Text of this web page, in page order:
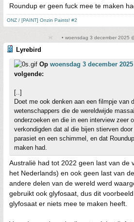
Roundup er geen fuck mee te maken
ONZ / [PAINT] Onzin Paints! #2
• woensdag 3 december 2025
Lyrebird
Op woensdag 3 december 2025
volgende:
[..]
Doet me ook denken aan een filmpje van
wetenschappers die de wereldwijde
onderzoeken en die in een interview zeer
verkondigden dat al die bijen stierven
parasiet en een schimmel, en dat
maken had.
Australië had tot 2022 geen last van de
het Nederlands) en ook geen last van
andere delen van de wereld werd
gebruikt ook glyfosaat, dus dit
glyfosaat er niets mee te maken heeft.